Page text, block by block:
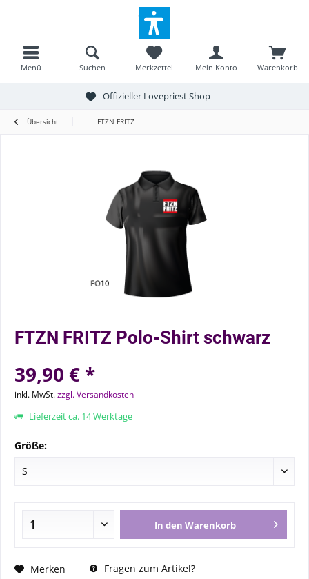
Menü Warenkorb
Merkzettel Mein Konto
Suchen
Offizieller Lovepriest Shop
Übersicht FTZN FRITZ
FTZN FRITZ Polo-Shirt schwarz
39,90 € *
inkl. MwSt.zzgl. Versandkosten
Lieferzeit ca. 14 Werktage
Größe:
In den Warenkorb
Merken Fragen zum Artikel?